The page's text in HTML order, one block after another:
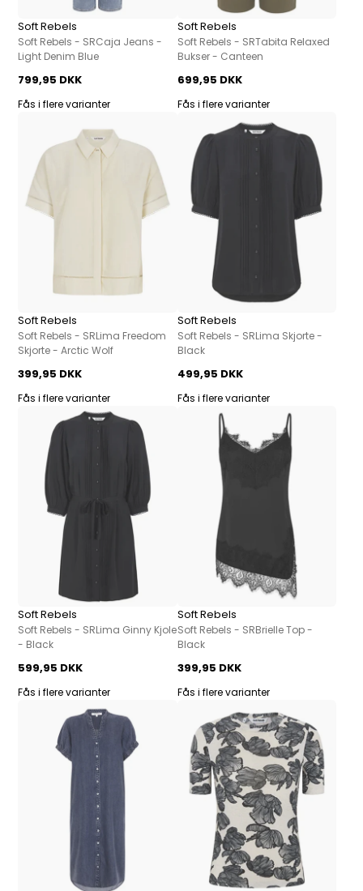
Soft Rebels
Soft Rebels - SRCaja Jeans -
Light Denim Blue
799,95 DKK
Fås i flere varianter
Soft Rebels
Soft Rebels - SRTabita Relaxed
Bukser - Canteen
699,95 DKK
Fås i flere varianter
Soft Rebels
Soft Rebels - SRLima Freedom
Skjorte - Arctic Wolf
399,95 DKK
Fås i flere varianter
Soft Rebels
Soft Rebels - SRLima Skjorte -
Black
499,95 DKK
Fås i flere varianter
Soft Rebels
Soft Rebels - SRLima Ginny Kjole
- Black
599,95 DKK
Fås i flere varianter
Soft Rebels
Soft Rebels - SRBrielle Top -
Black
399,95 DKK
Fås i flere varianter